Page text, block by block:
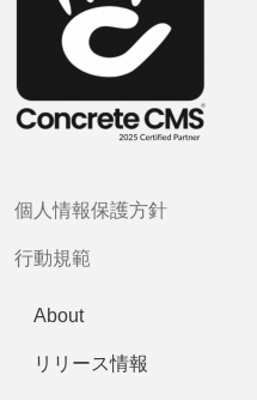
個人情報保護方針
行動規範
About
リリース情報